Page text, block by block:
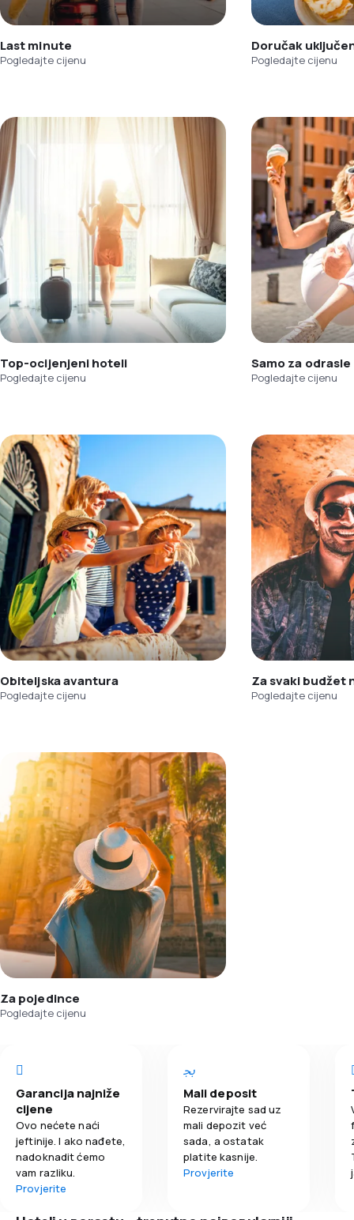
Last minute
Pogledajte cijenu
Doručak
Pogledajte cijenu
Top-ocijenjeni hoteli
Pogledajte cijenu
Samo za odrasle
Pogledajte cijenu
Obiteljska avantura
Pogledajte cijenu
Za svaki budžet
Pogledajte cijenu
Za pojedince
Pogledajte cijenu
Garancija najniže
cijene
Ovo nećete naći
jeftinije. I ako nađete,
nadoknadit ćemo
vam razliku.
Provjerite
Mali deposit
Rezervirajte sad uz
mali depozit već
sada, a ostatak
platite kasnije.
Provjerite